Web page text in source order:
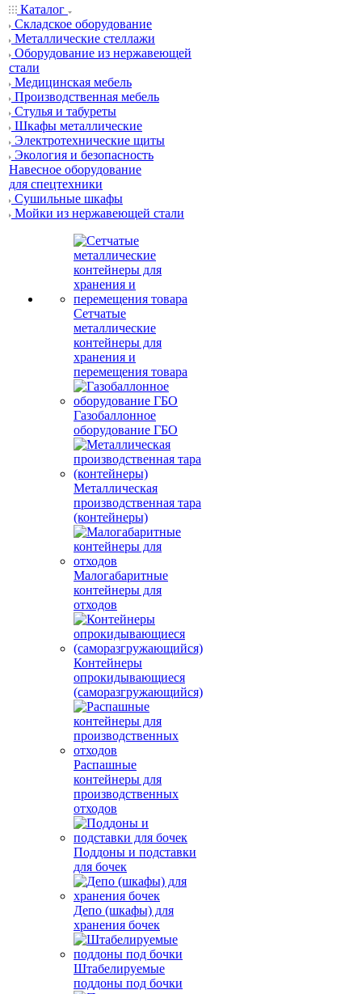
Каталог
Складское оборудование
Металлические стеллажи
Оборудование из нержавеющей
стали
Медицинская мебель
Производственная мебель
Стулья и табуреты
Шкафы металлические
Электротехнические щиты
Экология и безопасность
Навесное оборудование
для спецтехники
Сушильные шкафы
Мойки из нержавеющей стали
Сетчатые
металлические
контейнеры для
хранения и
перемещения товара
Газобаллонное
оборудование ГБО
Металлическая
производственная тара
(контейнеры)
Малогабаритные
контейнеры для
отходов
Контейнеры
опрокидывающиеся
(саморазгружающийся)
Распашные
контейнеры для
производственных
отходов
Поддоны и подставки
для бочек
Депо (шкафы) для
хранения бочек
Штабелируемые
поддоны под бочки